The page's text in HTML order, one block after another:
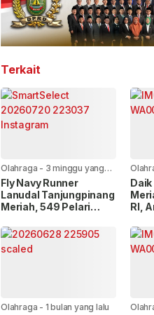
Terkait
Olahraga - 3 minggu yang
lalu
Fly Navy Runner
Lanudal Tanjungpinang
Meriah, 549 Pelari
Bandara RHF
lalu
Daik
RI,
Olahraga - 1 bulan yang lalu